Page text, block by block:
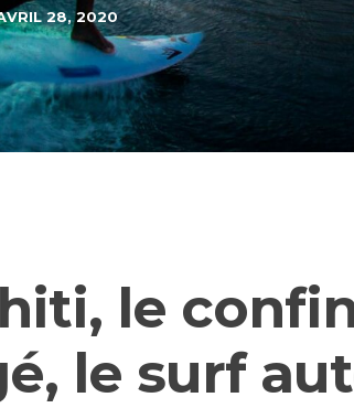
28, 2020
le
le surf